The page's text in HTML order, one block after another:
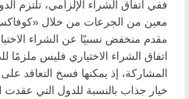
ففي اتفاق الشراء الإلزامي، تلتزم
معين من الجرعات من خلال
مقدم منخفض نسبيًا عن الشراء
اتفاق الشراء الاختياري فليس ملزمًا
المشاركة، إذ يمكنها فسخ التعاقد
خيار جذاب بالنسبة للدول التي عقدت